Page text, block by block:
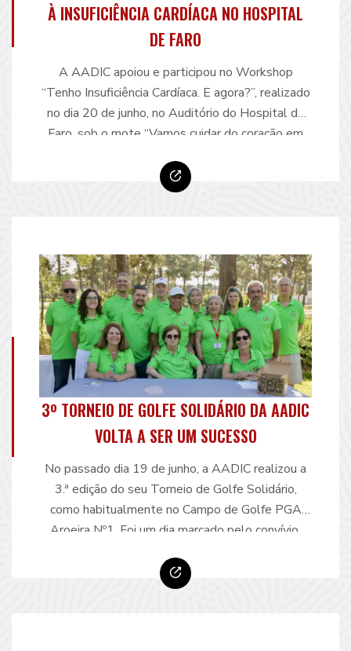
À INSUFICIÊNCIA CARDÍACA NO HOSPITAL
DE FARO
A AADIC apoiou e participou no Workshop
“Tenho Insuficiência Cardíaca. E agora?”, realizado
no dia 20 de junho, no Auditório do Hospital de
Faro, sob o mote “Vamos cuidar do coração em
Saúde do Algarve e pela Liga dos Amigos do
Serviço de Cardiologia do Hospital de Faro, esta
3º TORNEIO DE GOLFE SOLIDÁRIO DA AADIC
VOLTA A SER UM SUCESSO
No passado dia 19 de junho, a AADIC realizou a
3.ª edição do seu Torneio de Golfe Solidário,
como habitualmente no Campo de Golfe PGA
Aroeira Nº1. Foi um dia marcado pelo convívio,
tornou esta iniciativa num verdadeiro sucesso. O
nosso torneio continua a merecer a confiança e …